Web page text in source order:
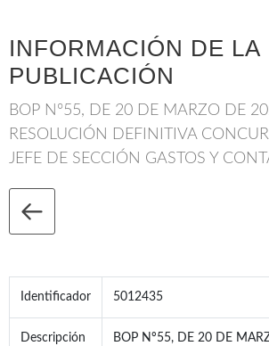
INFORMACIÓN DE LA
PUBLICACIÓN
BOP Nº55, DE 20 DE MARZO DE
RESOLUCIÓN DEFINITIVA
JEFE DE SECCIÓN GASTOS Y
Identificador 5012435
Descripción
BOP Nº55, DE 20 DE